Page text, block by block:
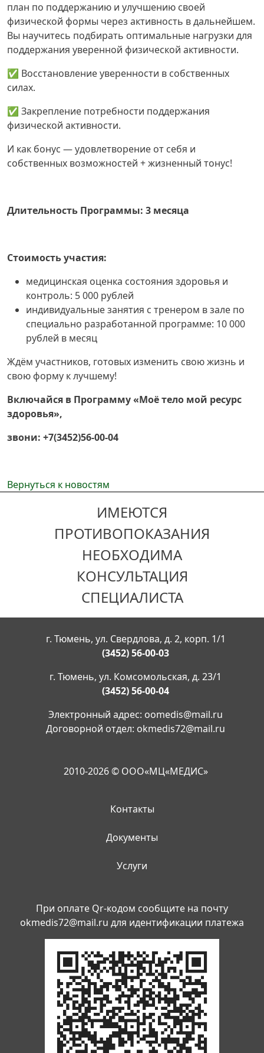
план по поддержанию и улучшению своей
физической формы через активность в дальнейшем.
Вы научитесь подбирать оптимальные нагрузки для
поддержания уверенной физической активности.
✅ Восстановление уверенности в собственных
силах.
✅ Закрепление потребности поддержания
физической активности.
И как бонус — удовлетворение от себя и
собственных возможностей + жизненный тонус!
Длительность Программы: 3 месяца
Стоимость участия:
медицинская оценка состояния здоровья и
контроль: 5 000 рублей
индивидуальные занятия с тренером в зале по
специально разработанной программе: 10 000
рублей в месяц
Ждём участников, готовых изменить свою жизнь и
свою форму к лучшему!
Включайся в Программу «Моё тело мой ресурс
здоровья»,
звони: +7(3452)56-00-04
Вернуться к новостям
ИМЕЮТСЯ
ПРОТИВОПОКАЗАНИЯ
НЕОБХОДИМА
КОНСУЛЬТАЦИЯ
СПЕЦИАЛИСТА
г. Тюмень, ул. Свердлова, д. 2, корп. 1/1
(3452) 56-00-03
г. Тюмень, ул. Комсомольская, д. 23/1
(3452) 56-00-04
Электронный адрес: oomedis@mail.ru
Договорной отдел: okmedis72@mail.ru
2010-2026 © ООО«МЦ«МЕДИС»
Контакты
Документы
Услуги
При оплате Qr-кодом сообщите на почту
okmedis72@mail.ru для идентификации платежа